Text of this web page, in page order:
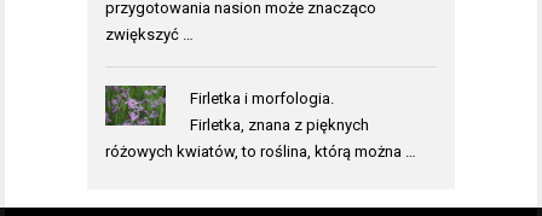
przygotowania nasion może znacząco
zwiększyć …
Firletka i morfologia.
Firletka, znana z pięknych
różowych kwiatów, to roślina, którą można …